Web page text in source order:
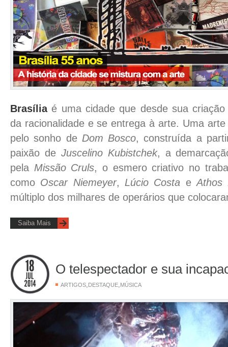
Brasíliaé uma cidade que desde sua criação
da racionalidade e se entrega à arte. Uma
pelo sonho de Dom Bosco, construída a
paixão de Juscelino Kubistchek, a
pela Missão Cruls, o esmero criativo no
como Oscar Niemeyer, Lúcio Costa e Athos
múltiplo dos milhares de operários que
Saiba Mais
O telespectador e sua
ARTIGOS, DESTAQUE, MÚSICA